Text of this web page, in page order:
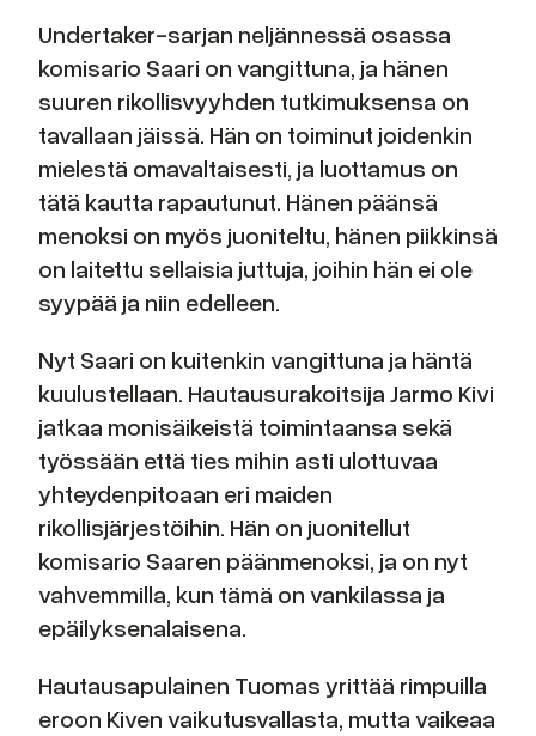
Undertaker-sarjan neljännessä osassa
komisario Saari on vangittuna, ja hänen
suuren rikollisvyyhden tutkimuksensa on
tavallaan jäissä. Hän on toiminut joidenkin
mielestä omavaltaisesti, ja luottamus on
tätä kautta rapautunut. Hänen päänsä
menoksi on myös juoniteltu, hänen piikkinsä
on laitettu sellaisia juttuja, joihin hän ei ole
syypää ja niin edelleen.
Nyt Saari on kuitenkin vangittuna ja häntä
kuulustellaan. Hautausurakoitsija Jarmo Kivi
jatkaa monisäikeistä toimintaansa sekä
työssään että ties mihin asti ulottuvaa
yhteydenpitoaan eri maiden
rikollisjärjestöihin. Hän on juonitellut
komisario Saaren päänmenoksi, ja on nyt
vahvemmilla, kun tämä on vankilassa ja
epäilyksenalaisena.
Hautausapulainen Tuomas yrittää rimpuilla
eroon Kiven vaikutusvallasta, mutta vaikeaa